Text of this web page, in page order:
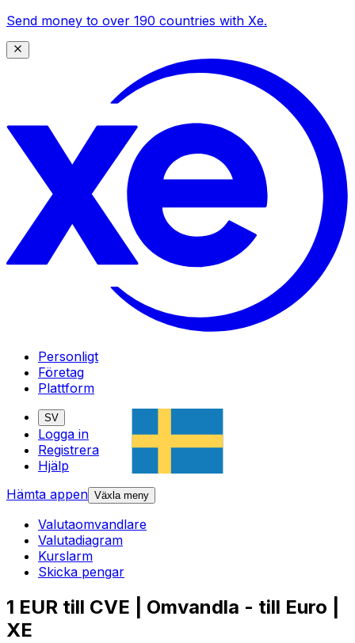
Send money to over 190 countries with Xe.
Personligt
Företag
Plattform
SV
Logga in
Registrera
Hjälp
Hämta appen Växla meny
Valutaomvandlare
Valutadiagram
Kurslarm
Skicka pengar
1 EUR till CVE | Omvandla - till Euro |
XE